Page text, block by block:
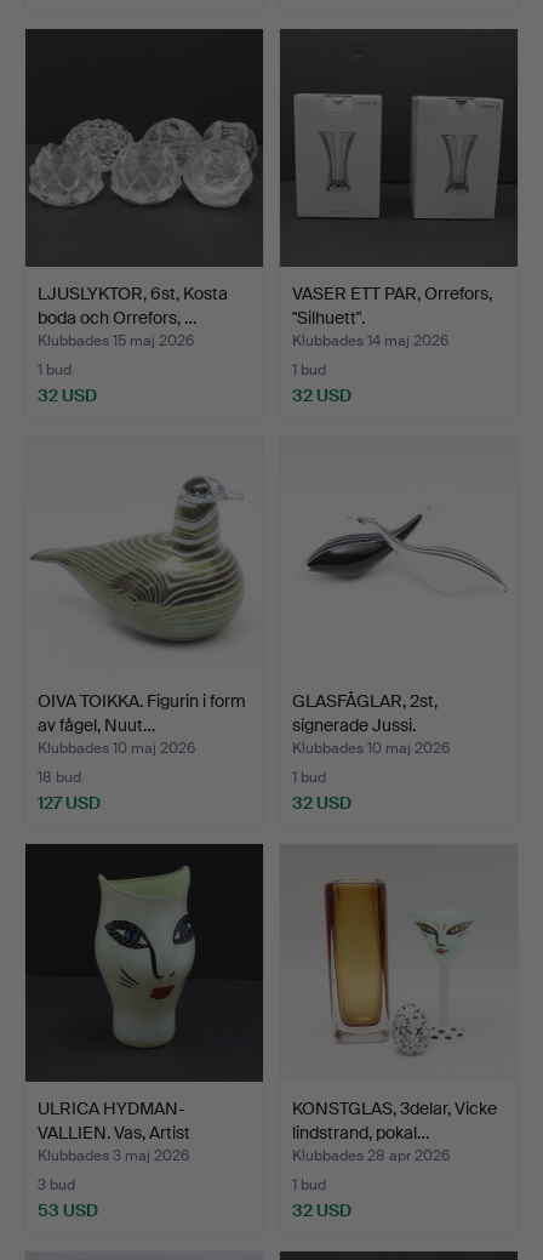
LJUSLYKTOR, 6st, Kosta
boda och Orrefors, …
Klubbades 15 maj 2026
1 bud
32 USD
VASER ETT PAR, Orrefors,
"Silhuett".
Klubbades 14 maj 2026
1 bud
32 USD
OIVA TOIKKA. Figurin i form
av fågel, Nuut…
Klubbades 10 maj 2026
18 bud
127 USD
GLASFÅGLAR, 2st,
signerade Jussi.
Klubbades 10 maj 2026
1 bud
32 USD
ULRICA HYDMAN-
VALLIEN. Vas, Artist
collect…
Klubbades 3 maj 2026
3 bud
53 USD
KONSTGLAS, 3delar, Vicke
lindstrand, pokal…
Klubbades 28 apr 2026
1 bud
32 USD